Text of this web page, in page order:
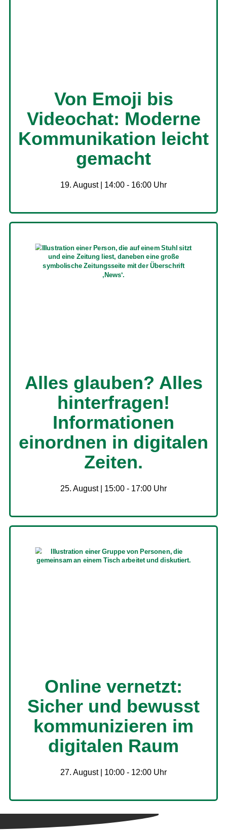
Von Emoji bis
Videochat: Moderne
Kommunikation leicht
gemacht
19. August | 14:00 - 16:00
Alles glauben? Alles
hinterfragen!
Informationen
einordnen in digitalen
Zeiten.
25. August | 15:00 - 17:00
Online vernetzt:
Sicher und bewusst
kommunizieren im
digitalen Raum
27. August | 10:00 - 12:00